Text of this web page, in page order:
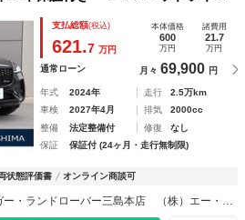
ルーズコントロール レザーシー
支払総額(税込)
621.7 万円
本体価格
600
万円
諸費用
21.7
万円
通常ローン 月々 69,900 円
年式 2024年 走行
2.5万km
車検
2027年4月 排気
2000cc
整備
法定整備付 修復
なし
保証
保証付 (24ヶ月・走行無制限)
状態評価書 オンライン商談可
ジャガー・ランドローバー三島本店 （株）エー・エル・シー